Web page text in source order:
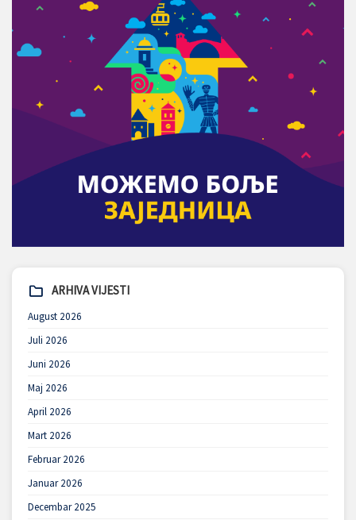
ARHIVA VIJESTI
August 2026
Juli 2026
Juni 2026
Maj 2026
April 2026
Mart 2026
Februar 2026
Januar 2026
Decembar 2025